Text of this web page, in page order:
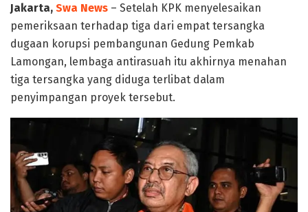
Jakarta, Swa News – Setelah KPK menyelesaikan
pemeriksaan terhadap tiga dari empat tersangka
dugaan korupsi pembangunan Gedung Pemkab
Lamongan, lembaga antirasuah itu akhirnya menahan
tiga tersangka yang diduga terlibat dalam
penyimpangan proyek tersebut.